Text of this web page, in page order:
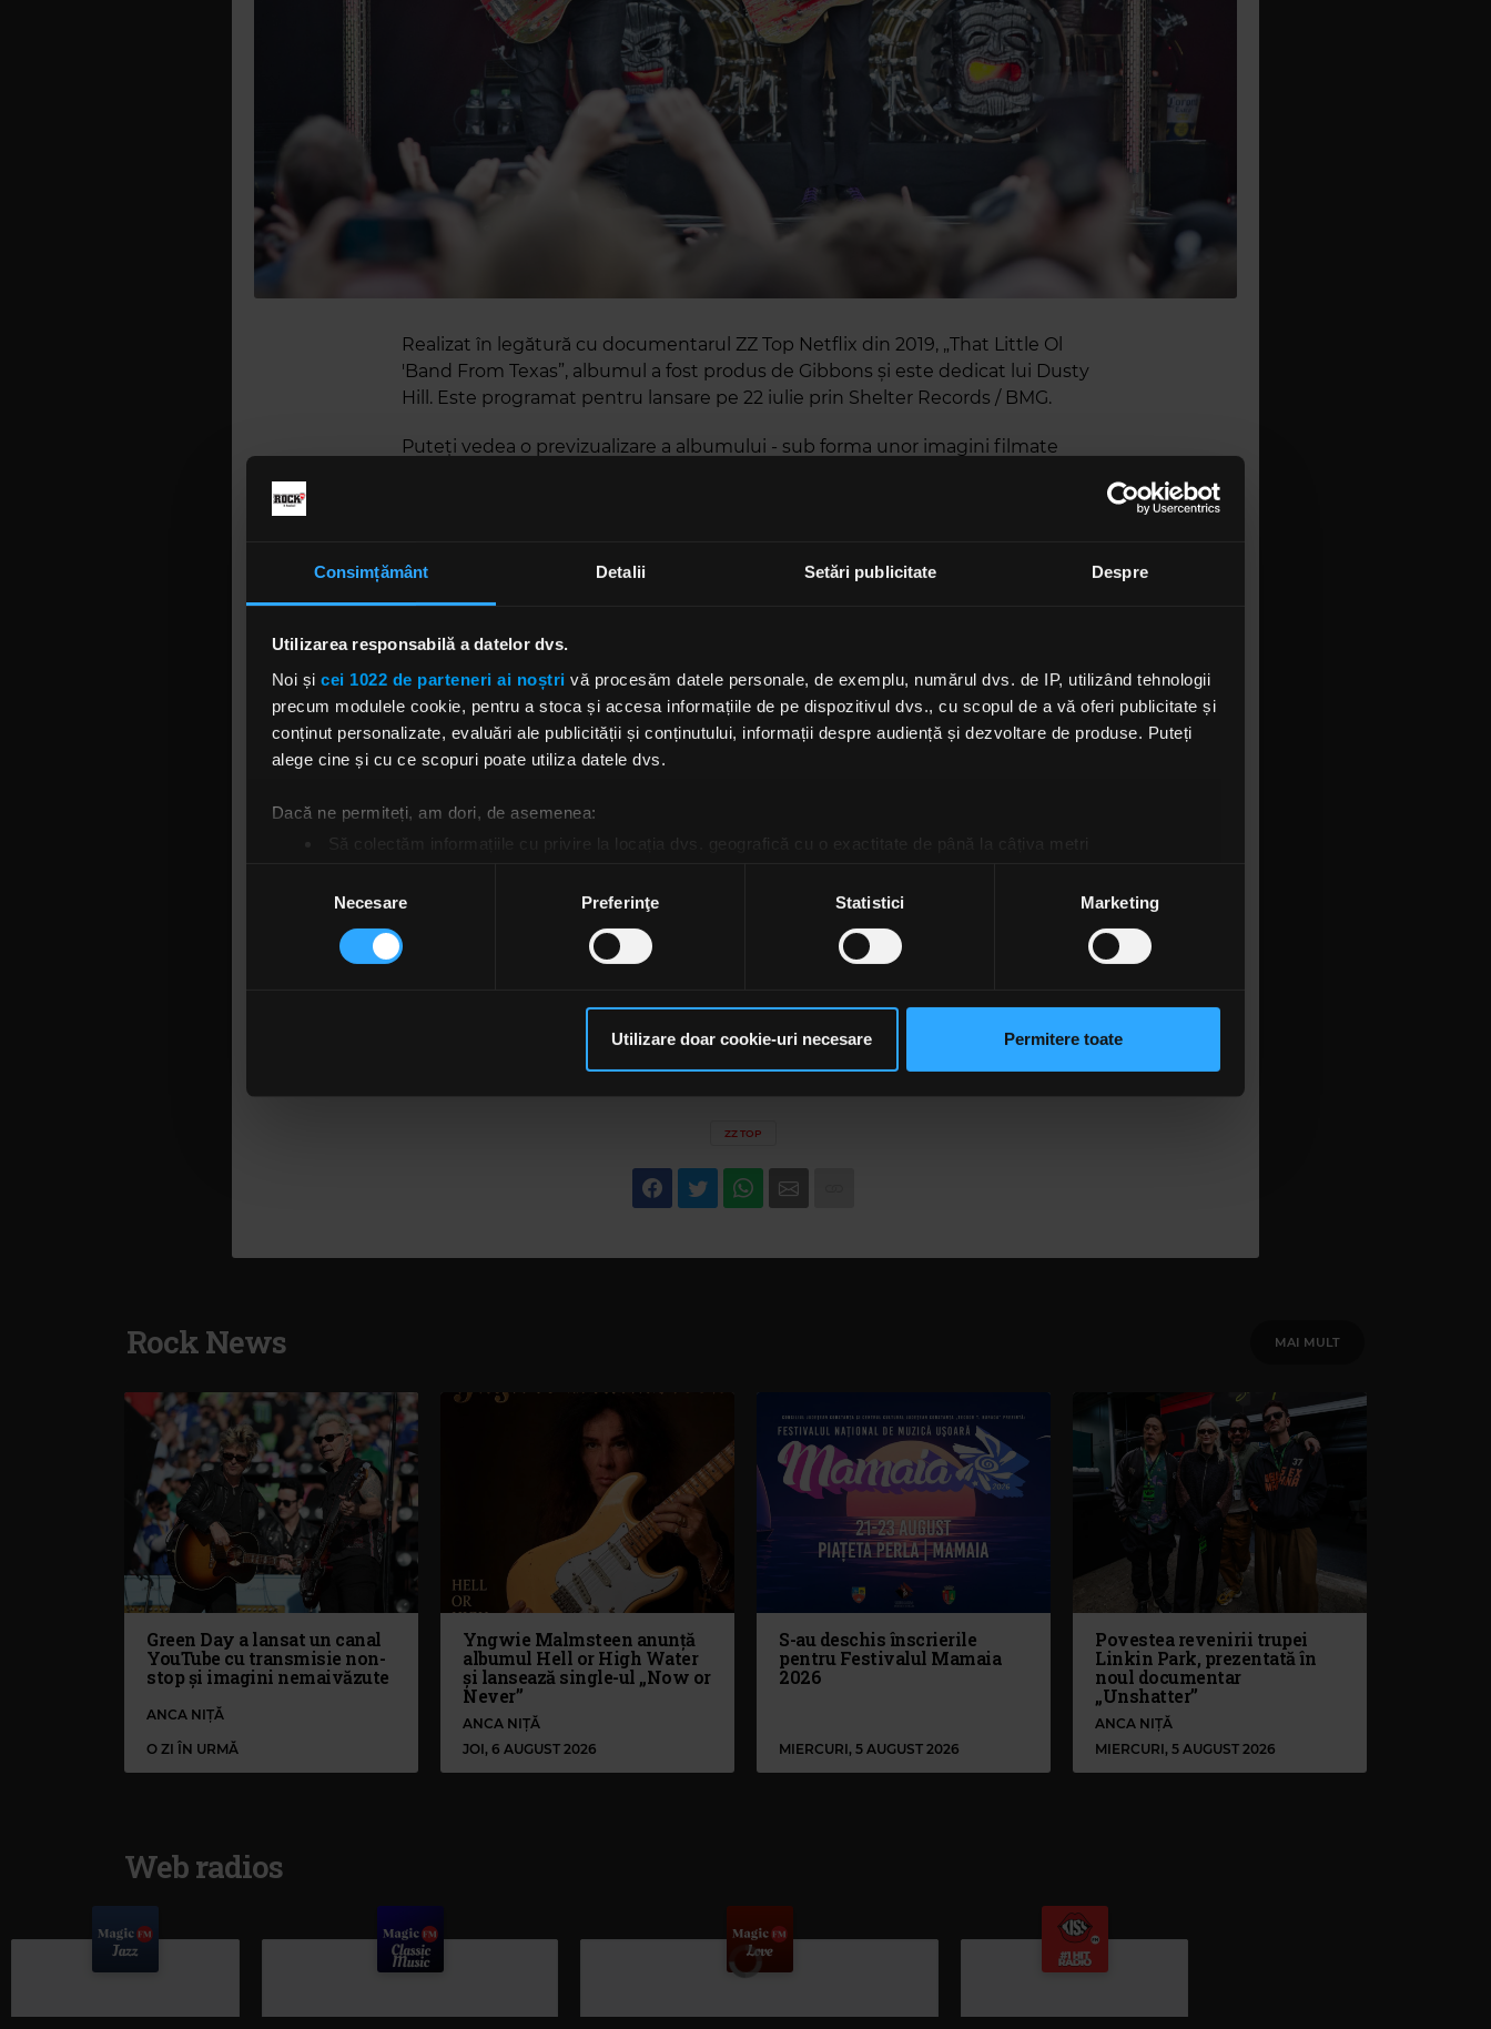
Consimțământ Detalii Setări publicitate Despre
Utilizarea responsabilă a datelor dvs.
Noi și cei 1022 de parteneri ai noștri vă procesăm datele personale, de exemplu, numărul dvs. de IP, utilizând tehnologii
precum modulele cookie, pentru a stoca și accesa informațiile de pe dispozitivul dvs., cu scopul de a vă oferi publicitate și
conținut personalizate, evaluări ale publicității și conținutului, informații despre audiență și dezvoltare de produse. Puteți
alege cine și cu ce scopuri poate utiliza datele dvs.
Dacă ne permiteți, am dori, de asemenea:
Să colectăm informațiile cu privire la locația dvs. geografică cu o exactitate de până la câțiva metri
Găsiți mai multe informații despre procesarea datelor dvs. personale și configurați-vă preferințele la
secțiunea cu detalii
Vă puteți modifica sau retrage oricând acordul din Declarația despre modulele cookie.
traficul. De asemenea, le oferim partenerilor de rețele sociale, de publicitate și de analize informații cu privire la modul în
care folosiți site-ul nostru. Aceștia le pot combina cu alte informații oferite de dvs. sau culese în urma folosirii serviciilor
consimțământului
Necesare Preferinţe Statistici Marketing
Utilizare doar cookie-uri necesare Permitere toate
Realizat în legătură cu documentarul ZZ Top Netflix din 2019, „That Little Ol
'Band From Texas”, albumul a fost produs de Gibbons și este dedicat lui Dusty
Hill. Este programat pentru lansare pe 22 iulie prin Shelter Records / BMG.
Puteți vedea o previzualizare a albumului - sub forma unor imagini filmate
„A fost la fel de simplu ca atunci când am început să mergem în turneu într-
un camion uriaș Chrysler, conducând întinderi uriașe între acele spectacole
îndepărtate timpurii sub cerul întunecat din Texas și auzind pentru prima
„Poate că Dust a părăsit clădirea, dar este încă foarte mult cu noi”, scriu
va desfășura pe tot parcursul verii. Așa cum a făcut-o în show-urile trupei de
ZZ TOP
Rock News MAI MULT
Green Day a lansat un canal
YouTube cu transmisie non-
stop și imagini nemaivăzute
ANCA NIȚĂ
O ZI ÎN URMĂ
Yngwie Malmsteen anunță
albumul Hell or High Water
și lansează single-ul „Now or
Never”
ANCA NIȚĂ
JOI, 6 AUGUST 2026
S-au deschis înscrierile
pentru Festivalul Mamaia
2026
MIERCURI, 5 AUGUST 2026
Povestea revenirii trupei
Linkin Park, prezentată în
noul documentar
„Unshatter”
ANCA NIȚĂ
MIERCURI, 5 AUGUST 2026
Web radios